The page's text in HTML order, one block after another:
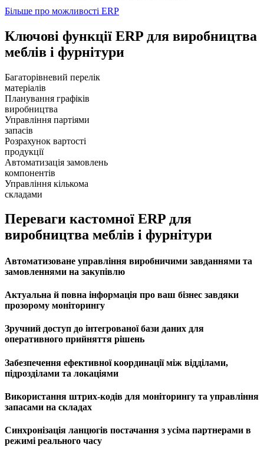
Більше про можливості ERP
Ключові функції ERP для виробництва
меблів і фурнітури
Багаторівневий перелік
матеріалів
Планування графіків
виробництва
Управління партіями
запасів
Розрахунок вартості
продукції
Автоматизація замовлень
компонентів
Управління кількома
складами
Переваги кастомної ERP для
виробництва меблів і фурнітури
Автоматизоване управління виробничими завданнями та
замовленнями на закупівлю
Актуальна й повна інформація про ваш бізнес завдяки
прозорому моніторингу
Зручний доступ до інтегрованої бази даних для
оперативного прийняття рішень
Забезпечення ефективної координації між відділами,
підрозділами та локаціями
Використання штрих-кодів для моніторингу та управління
запасами на складах
Синхронізація ланцюгів постачання з усіма партнерами в
режимі реального часу